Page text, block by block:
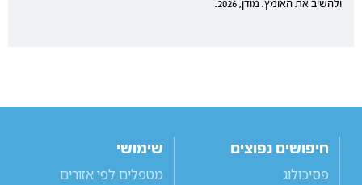
ולהשיב את האומץ. מודן, 2026.
חיפושים נפוצים
פסיכולוג
שימושי
מטפלים לפי אזורים